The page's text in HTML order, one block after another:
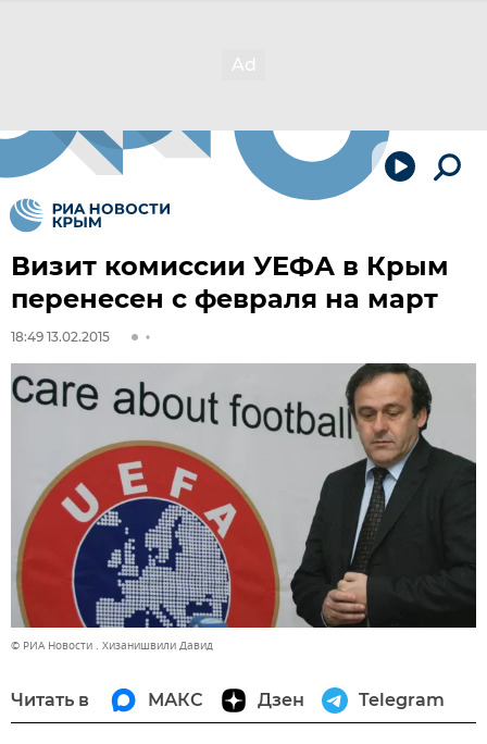
Визит комиссии УЕФА в Крым
перенесен с февраля на март
18:49 13.02.2015
© РИА Новости . Хизанишвили Давид
Читать в МАКС Дзен Telegram